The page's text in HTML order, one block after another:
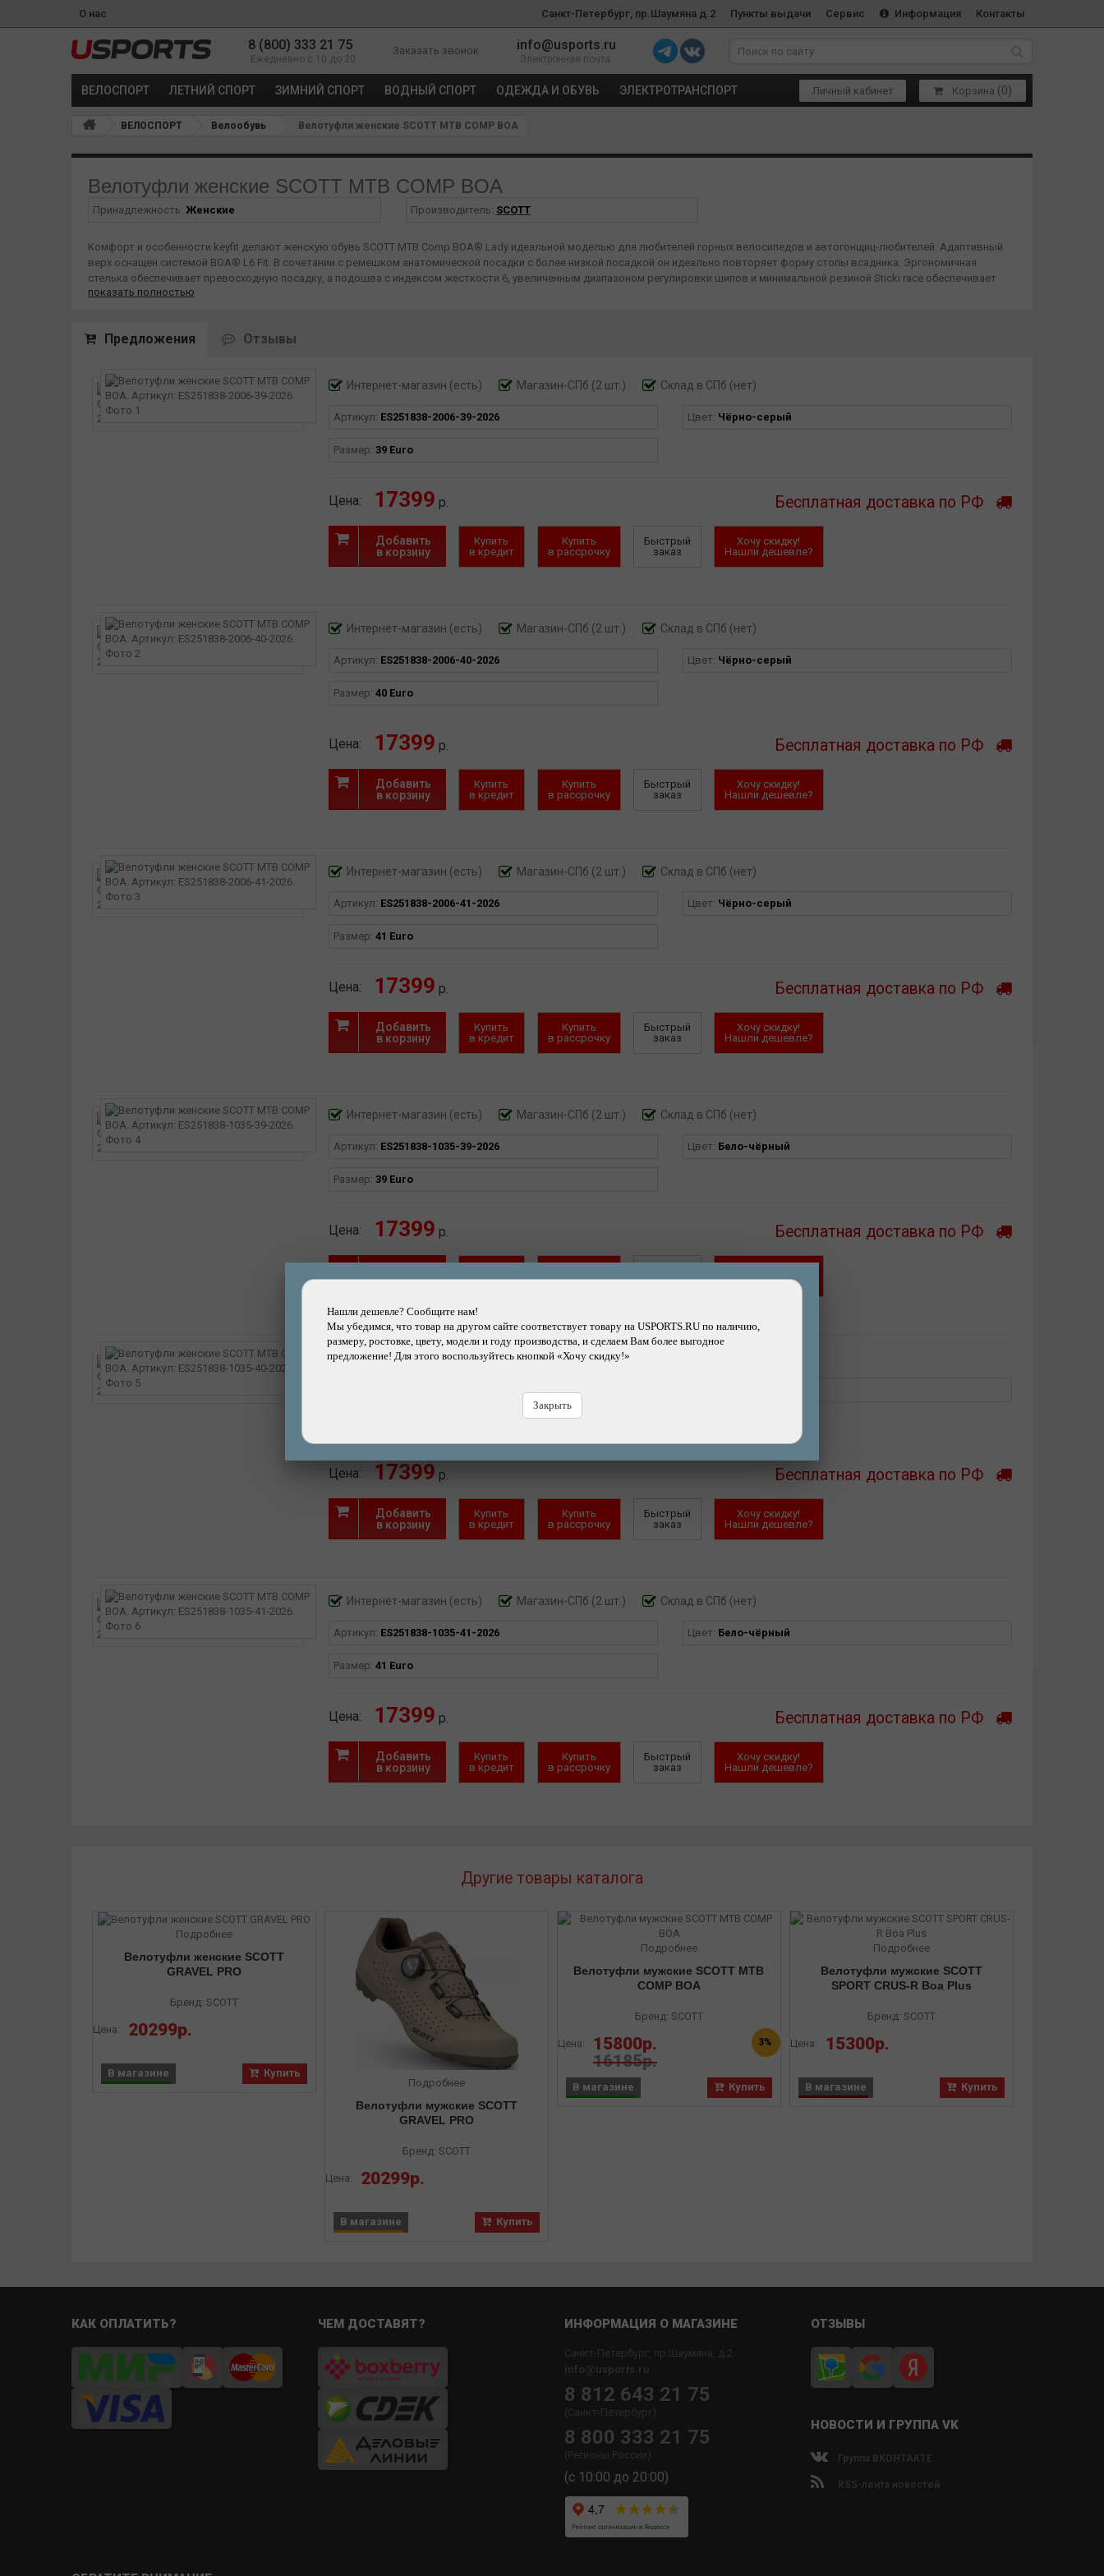
О нас Санкт-Петербург, пр.Шаумяна д.2 Пункты выдачи Сервис Информация Контакты
8 (800) 333 21 75
Ежедневно с 10 до 20
Заказать звонок info@usports.ru
Электронная почта
ВЕЛОСПОРТ ЛЕТНИЙ СПОРТ ЗИМНИЙ СПОРТ ВОДНЫЙ СПОРТ ОДЕЖДА И ОБУВЬ ЭЛЕКТРОТРАНСПОРТ Личный кабинет Корзина (0)
ВЕЛОСПОРТ Велообувь Велотуфли женские SCOTT MTB COMP BOA
Велотуфли женские SCOTT MTB COMP BOA
Принадлежность: Женские Производитель: SCOTT
Комфорт и особенности keyfit делают женскую обувь SCOTT MTB Comp BOA® Lady идеальной моделью для любителей горных велосипедов и автогонщиц-любителей. Адаптивный
верх оснащен системой BOA® L6 Fit. В сочетании с ремешком анатомической посадки с более низкой посадкой он идеально повторяет форму стопы всадника. Эргономичная
стелька обеспечивает превосходную посадку, а подошва с индексом жесткости 6, увеличенным диапазоном регулировки шипов и минимальной резиной Sticki race обеспечивает
фантастическое сцепление и эффективную передачу энергии на педали, сохраняя при этом комфорт в течение всего дня.
СОСТАВ: Подошва: Нейлон / стекловолокно, резина Sticki / Индекс жесткости 6
Верх: Синтетический полиуретан, 3D Airmesh
Эргономичная съемная стелька
ПРИБЛ. ВЕС 325 г
СИСТЕМА РЕГУЛИРОВКИ
показать полностью
Предложения Отзывы
Интернет-магазин (есть) Магазин-СПб (2 шт.) Склад в СПб (нет)
Артикул: ES251838-2006-39-2026 Цвет: Чёрно-серый
Размер: 39 Euro
Бесплатная доставка по РФ
Цена: 17399 р.
Нашли дешевле? Сообщите нам!
Мы убедимся, что товар на другом сайте соответствует товару на USPORTS.RU по наличию,
размеру, ростовке, цвету, модели и году производства, и сделаем Вам более выгодное
предложение! Для этого воспользуйтесь кнопкой «Хочу скидку!»
Закрыть
Добавить
в корзину
Купить
в кредит
Купить
в рассрочку
Быстрый
заказ
Хочу скидку!
Нашли дешевле?
Интернет-магазин (есть) Магазин-СПб (2 шт.) Склад в СПб (нет)
Артикул: ES251838-2006-40-2026 Цвет: Чёрно-серый
Размер: 40 Euro
Бесплатная доставка по РФ
Цена: 17399 р.
Добавить
в корзину
Купить
в кредит
Купить
в рассрочку
Быстрый
заказ
Хочу скидку!
Нашли дешевле?
Интернет-магазин (есть) Магазин-СПб (2 шт.) Склад в СПб (нет)
Артикул: ES251838-2006-41-2026 Цвет: Чёрно-серый
Размер: 41 Euro
Бесплатная доставка по РФ
Цена: 17399 р.
Добавить
в корзину
Купить
в кредит
Купить
в рассрочку
Быстрый
заказ
Хочу скидку!
Нашли дешевле?
Интернет-магазин (есть) Магазин-СПб (2 шт.) Склад в СПб (нет)
Артикул: ES251838-1035-39-2026 Цвет: Бело-чёрный
Размер: 39 Euro
Бесплатная доставка по РФ
Цена: 17399 р.
в корзину
в кредит
в рассрочку
заказ
Нашли дешевле?
Интернет-магазин(есть) Магазин-СПб (2 шт.)
Бесплатная доставка по РФ
Цена: 17399 р.
Добавить
в корзину
Купить
в кредит
Купить
в рассрочку
Быстрый
заказ
Хочу скидку!
Нашли дешевле?
Интернет-магазин (есть) Магазин-СПб (2 шт.) Склад в СПб (нет)
Артикул: ES251838-1035-41-2026 Цвет: Бело-чёрный
Размер: 41 Euro
Бесплатная доставка по РФ
Цена: 17399 р.
Добавить
в корзину
Купить
в кредит
Купить
в рассрочку
Быстрый
заказ
Хочу скидку!
Нашли дешевле?
Другие товары каталога
Подробнее
Велотуфли женские SCOTT
GRAVEL PRO
Бренд: SCOTT
Цена: 20299р.
Купить
В магазине
Подробнее
Велотуфли мужские SCOTT
GRAVEL PRO
Бренд: SCOTT
Цена: 20299р.
Купить
В магазине
Подробнее
Велотуфли мужские SCOTT MTB
COMP BOA
Бренд: SCOTT
Цена:
15800р.
16185р.
3%
Купить
В магазине
Подробнее
Велотуфли мужские SCOTT
SPORT CRUS-R Boa Plus
Бренд: SCOTT
Цена: 15300р.
Купить
В магазине
КАК ОПЛАТИТЬ? ЧЕМ ДОСТАВЯТ? ИНФОРМАЦИЯ О МАГАЗИНЕ
Санкт-Петербург, пр.Шаумяна, д.2
info@usports.ru
8 812 643 21 75
(Санкт-Петербург)
8 800 333 21 75
(Регионы России)
(с 10:00 до 20:00)
ОТЗЫВЫ
НОВОСТИ И ГРУППА VK
Группа ВКОНТАКТЕ
RSS-лента новостей